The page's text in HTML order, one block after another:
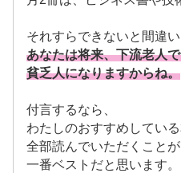
それすらできないと間違い
あなたは将来、下流老人
貧乏人になりますからね。
付言するなら、
わたしのおすすめしてい
全部読んでいただくことが
一番ベストだと思います。